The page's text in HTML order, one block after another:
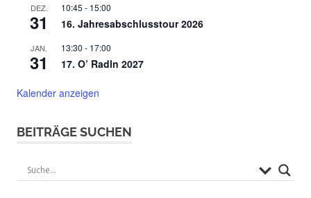
DEZ.
31
10:45 - 15:00
16. Jahresabschlusstour 2026
JAN.
31
13:30 - 17:00
17. O’ Radln 2027
Kalender anzeigen
BEITRÄGE SUCHEN